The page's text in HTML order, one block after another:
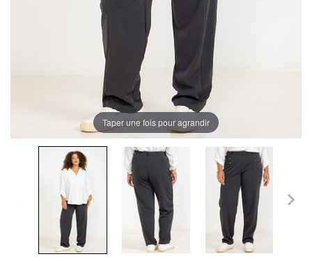
Taper une fois pour agrandir